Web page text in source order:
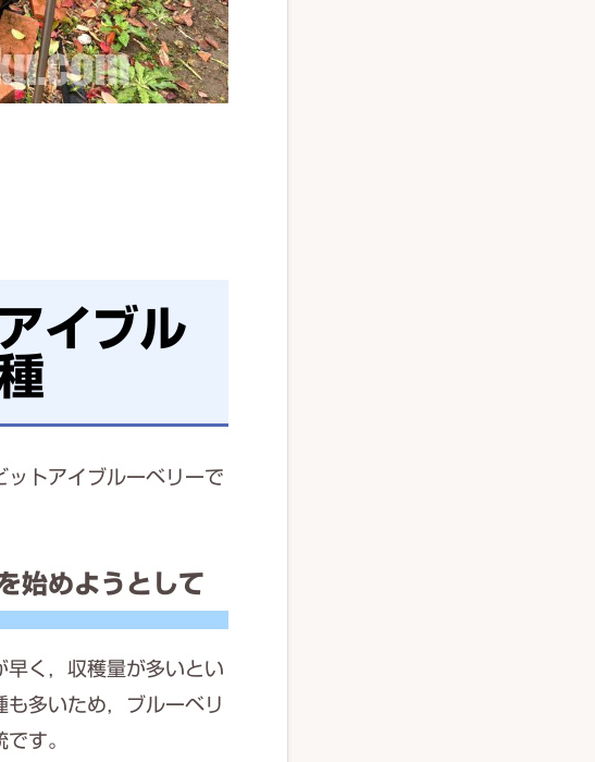
イブル
ットアイブルーベリーで
始めようとして
早く，収穫量が多いとい
多いため，ブルーベリ
す。